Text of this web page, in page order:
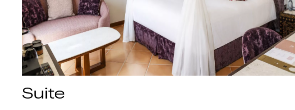
Suite